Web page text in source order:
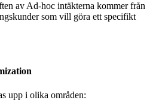
av Ad-hoc intäkterna kommer från
som vill göra ett specifikt
upp i olika områden: